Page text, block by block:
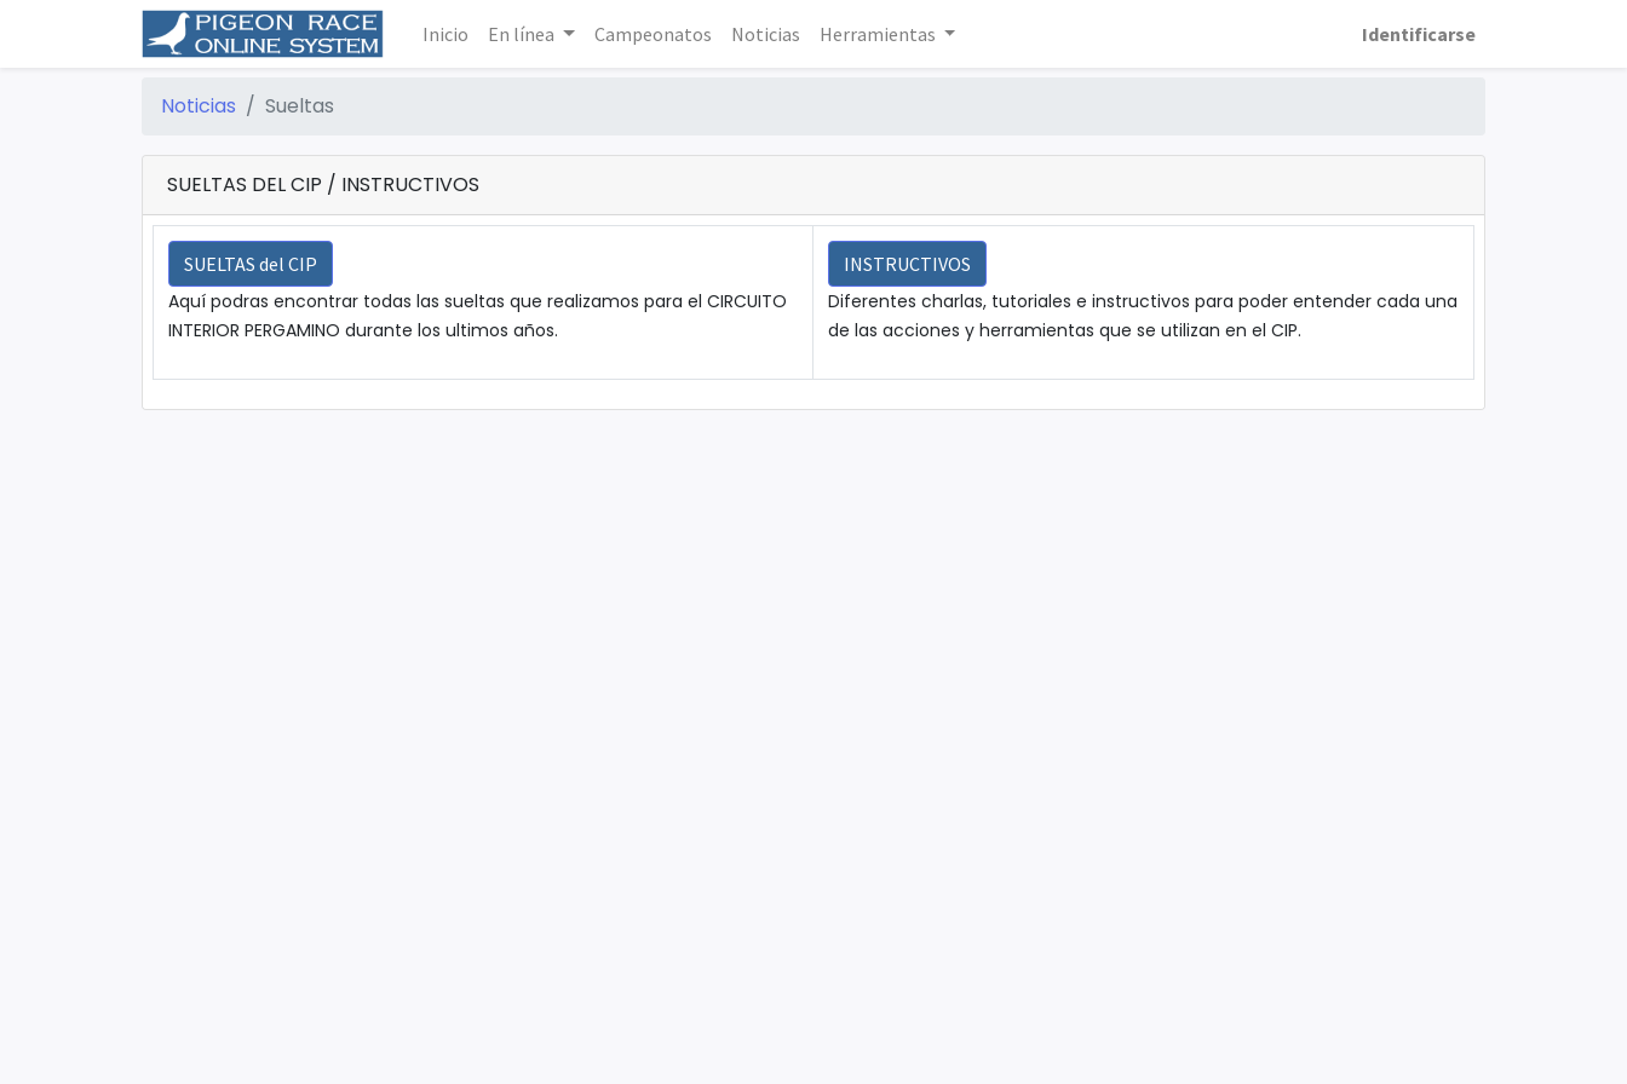
Inicio En línea Campeonatos Noticias Herramientas Identificarse
Noticias Sueltas
SUELTAS DEL CIP / INSTRUCTIVOS
SUELTAS del CIP
Aquí podras encontrar todas las sueltas que realizamos para el CIRCUITO
INTERIOR PERGAMINO durante los ultimos años.
INSTRUCTIVOS
Diferentes charlas, tutoriales e instructivos para poder entender cada una
de las acciones y herramientas que se utilizan en el CIP.